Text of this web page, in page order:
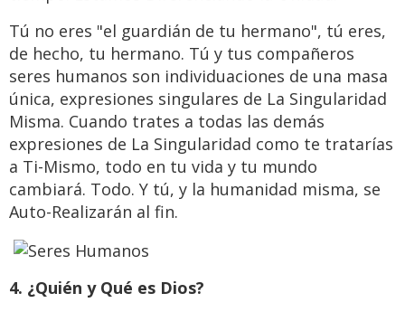
Tú no eres "el guardián de tu hermano", tú eres,
de hecho, tu hermano. Tú y tus compañeros
seres humanos son individuaciones de una masa
única, expresiones singulares de La Singularidad
Misma. Cuando trates a todas las demás
expresiones de La Singularidad como te tratarías
a Ti-Mismo, todo en tu vida y tu mundo
cambiará. Todo. Y tú, y la humanidad misma, se
Auto-Realizarán al fin.
4. ¿Quién y Qué es Dios?